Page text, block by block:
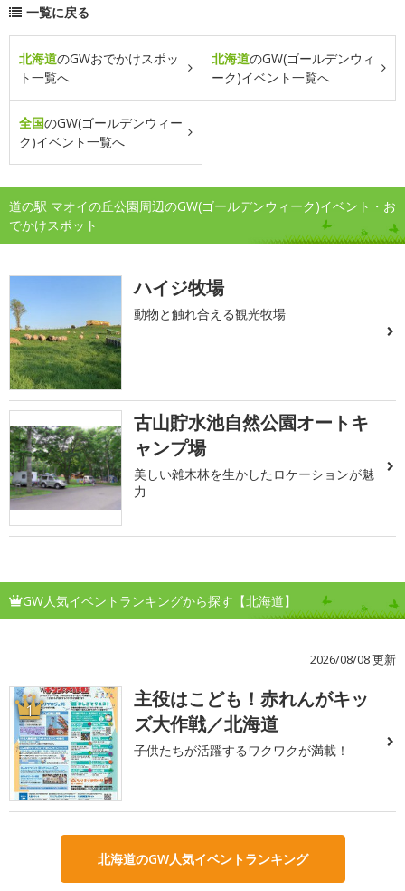
一覧に戻る
北海道のGWおでかけスポッ
ト一覧へ
北海道のGW(ゴールデンウィ
ーク)イベント一覧へ
全国のGW(ゴールデンウィー
ク)イベント一覧へ
道の駅 マオイの丘公園周辺のGW(ゴールデンウィーク)イベント・お
でかけスポット
ハイジ牧場
動物と触れ合える観光牧場
古山貯水池自然公園オートキ
ャンプ場
美しい雑木林を生かしたロケーションが魅
力
GW人気イベントランキングから探す【北海道】
2026/08/08 更新
1
主役はこども！赤れんがキッ
ズ大作戦／北海道
子供たちが活躍するワクワクが満載！
北海道のGW人気イベントランキング